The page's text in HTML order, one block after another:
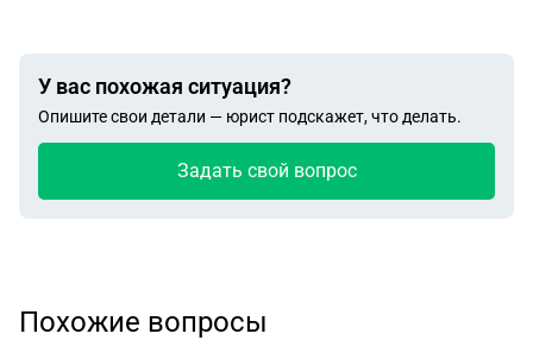
У вас похожая ситуация?
Опишите свои детали — юрист подскажет, что делать.
Задать свой вопрос
Похожие вопросы